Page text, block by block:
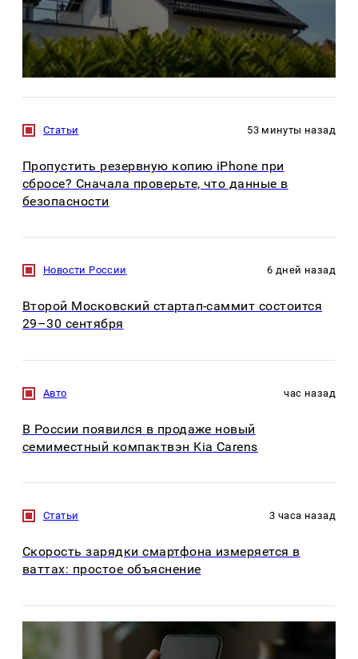
Статьи 53 минуты назад
Пропустить резервную копию iPhone при
сбросе? Сначала проверьте, что данные в
безопасности
Новости России 6 дней назад
Второй Московский стартап-саммит состоится
29–30 сентября
Авто час назад
В России появился в продаже новый
семиместный компактвэн Kia Carens
Статьи 3 часа назад
Скорость зарядки смартфона измеряется в
ваттах: простое объяснение